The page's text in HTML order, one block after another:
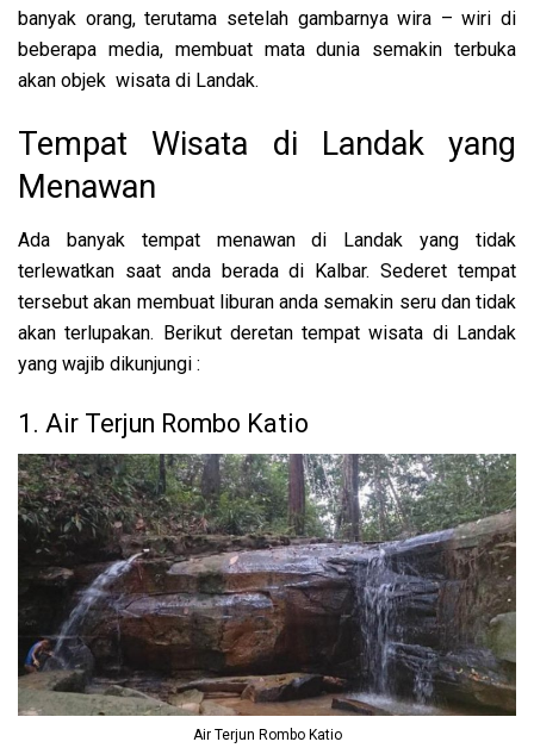
banyak orang, terutama setelah gambarnya wira – wiri di
beberapa media, membuat mata dunia semakin terbuka
akan objek wisata di Landak.
Tempat Wisata di Landak yang
Menawan
Ada banyak tempat menawan di Landak yang tidak
terlewatkan saat anda berada di Kalbar. Sederet tempat
tersebut akan membuat liburan anda semakin seru dan tidak
akan terlupakan. Berikut deretan tempat wisata di Landak
yang wajib dikunjungi :
1. Air Terjun Rombo Katio
Air Terjun Rombo Katio